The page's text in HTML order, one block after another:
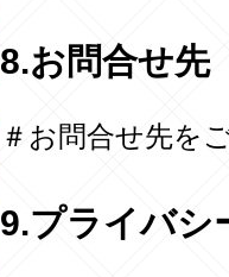
8.お問合せ先
＃お問合せ先を
9.プライバシ